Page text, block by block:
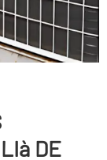
DE